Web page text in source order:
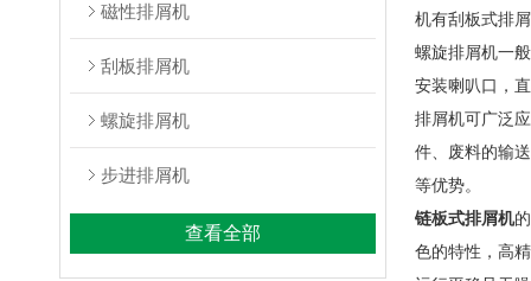
磁性排屑机
刮板排屑机
螺旋排屑机
步进排屑机
查看全部
机有刮板式排
螺旋排屑机一
安装喇叭口，
排屑机可广泛
件、废料的输
等优势。
链板式排屑机
色的特性，高